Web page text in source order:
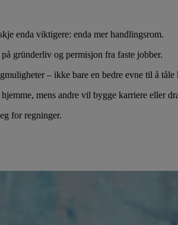
enda viktigere: enda mer handlingsrom.
gründerliv og permisjon fra faste jobber.
– ikke bare en bedre evne til å tåle
mens andre vil bygge karriere eller
for regninger.